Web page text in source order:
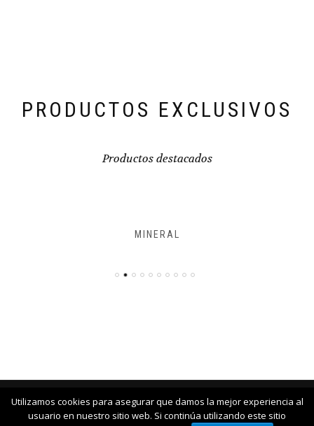
PRODUCTOS EXCLUSIVOS
Productos destacados
MINERAL
COPYRIGHT © 2018 SABBATH ALL RIGHT RESERVED
Utilizamos cookies para asegurar que damos la mejor experiencia al
usuario en nuestro sitio web. Si continúa utilizando este sitio